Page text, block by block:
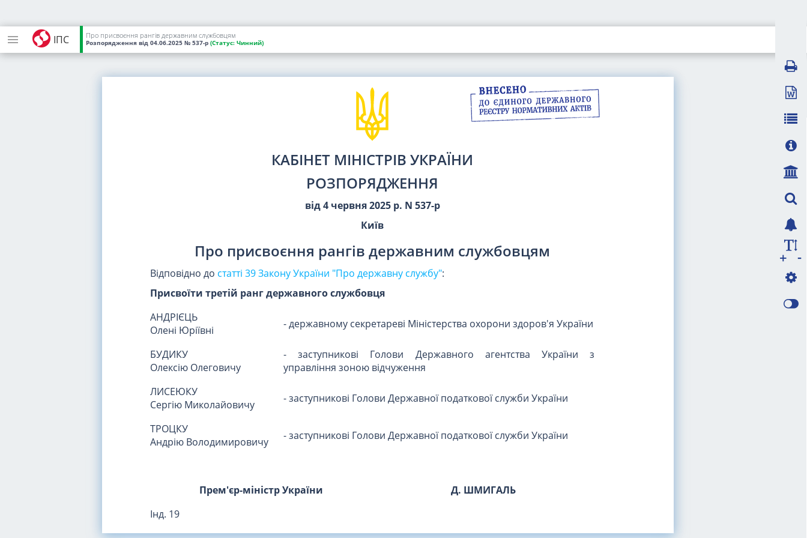
ІПС Про присвоєння рангів державним службовцям
Розпорядження від 04.06.2025 № 537-р (Статус: Чинний)
КАБІНЕТ МІНІСТРІВ УКРАЇНИ
РОЗПОРЯДЖЕННЯ
від 4 червня 2025 р. N 537-р
Київ
Про присвоєння рангів державним службовцям
Відповідно до статті 39 Закону України "Про державну службу":
Присвоїти третій ранг державного службовця
АНДРІЄЦЬ
Олені Юріївні
- державному секретареві Міністерства охорони здоров'я України
БУДИКУ
Олексію Олеговичу
- заступникові Голови Державного агентства України з
управління зоною відчуження
ЛИСЕЮКУ
Сергію Миколайовичу
- заступникові Голови Державної податкової служби України
ТРОЦКУ
Андрію Володимировичу
- заступникові Голови Державної податкової служби України
Прем'єр-міністр України
Д. ШМИГАЛЬ
Інд. 19
-
+